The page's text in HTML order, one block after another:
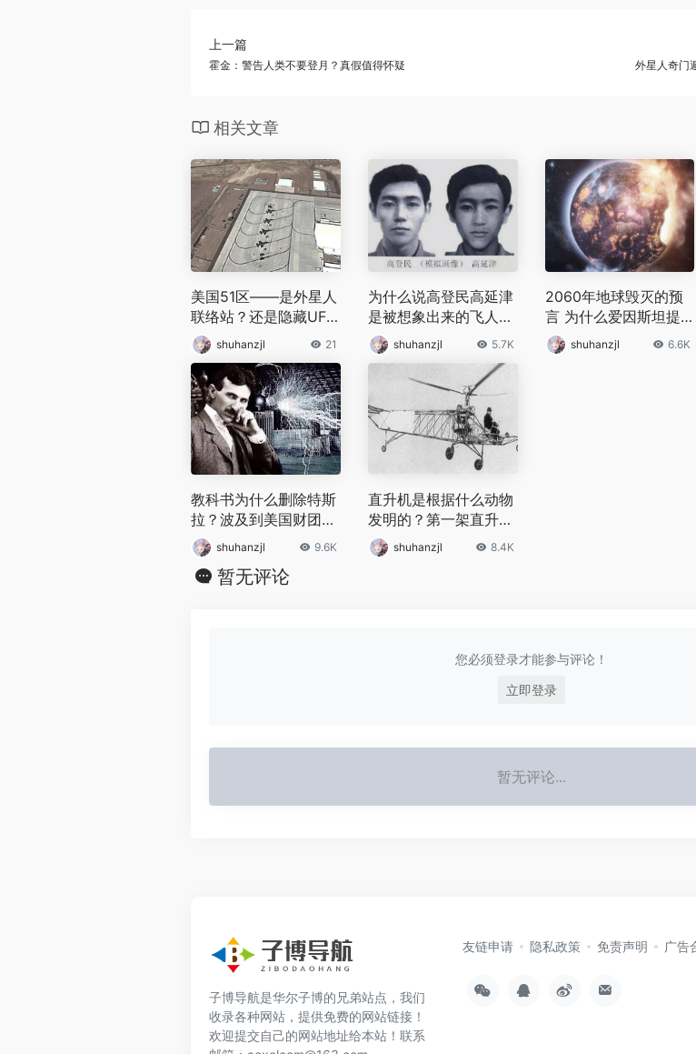
上一篇
霍金：警告人类不要登月？真假值得怀疑 外星人奇门
相关文章
美国51区——是外星人
联络站？还是隐藏UFO
基地？shuhanzjl 21
为什么说高登民高延津
是被想象出来的飞人
高登民高延津的存在
shuhanzjl 5.7K
2060年地球毁灭的预
言 为什么爱因斯坦提
出2060年地球毁灭
shuhanzjl 6.6K
教科书为什么删除特斯
拉？波及到美国财团和
国家利益shuhanzjl 9.6K
直升机是根据什么动物
发明的？第一架直升机
是如何诞生的？
shuhanzjl 8.4K
暂无评论
您必须登录才能参与评论！
立即登录
暂无评论...
子博导航是华尔子博的兄弟站点，我们
收录各种网站，提供免费的网站链接！
欢迎提交自己的网站地址给本站！联系
友链申请 隐私政策 免责声明 广告